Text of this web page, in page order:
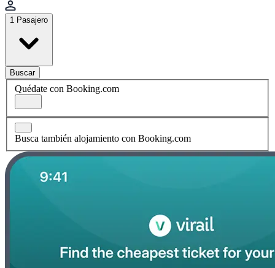
1 Pasajero
Buscar
Quédate con Booking.com
Busca también alojamiento con Booking.com